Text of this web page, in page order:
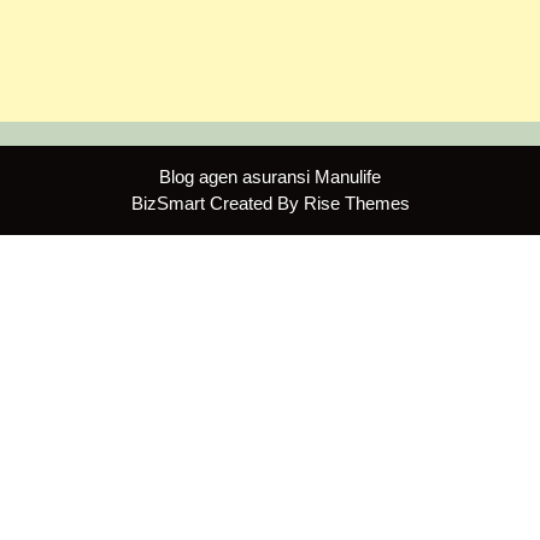
Blog agen asuransi Manulife
BizSmart Created By Rise Themes